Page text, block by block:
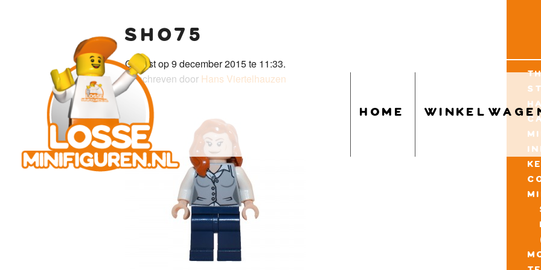
home
sh075
Gepost op 9 december 2015 te 11:33.
Geschreven door Hans Viertelhauzen